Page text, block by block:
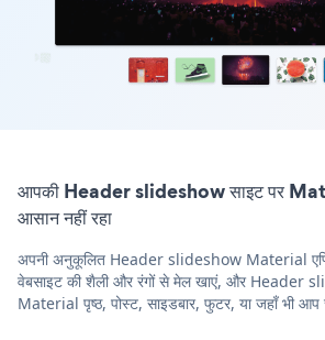
आपकी Header slideshow साइट पर
आसान नहीं रहा
अपनी अनुकूलित Header slideshow Material
वेबसाइट की शैली और रंगों से मेल खाएं, और Header
Material पृष्ठ, पोस्ट, साइडबार, फुटर, या जहाँ भी आप